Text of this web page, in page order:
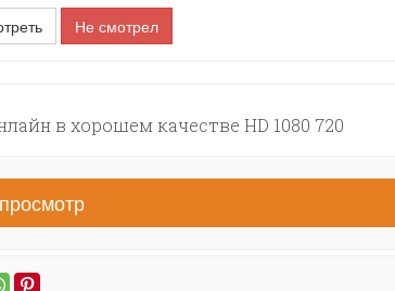
Не смотрел
в хорошем качестве HD 1080 720